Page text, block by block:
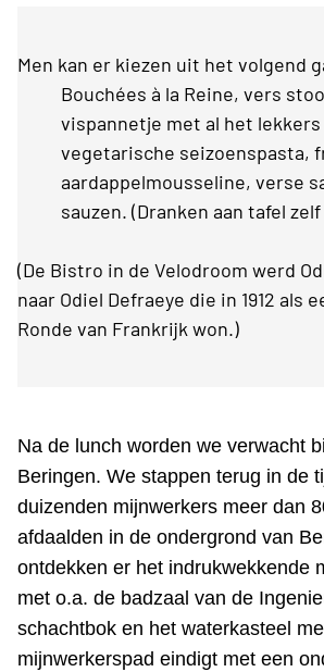
Men kan er kiezen uit het volgend
Bouchées à la Reine, vers
vispannetje met al het
vegetarische seizoenspasta,
aardappelmousseline, verse
sauzen. (Dranken aan tafel
(De Bistro in de Velodroom werd
naar Odiel Defraeye die in 1912 als
Ronde van Frankrijk won.)
Na de lunch worden we verwacht
Beringen. We stappen terug in de
duizenden mijnwerkers meer dan
afdaalden in de ondergrond van
ontdekken er het indrukwekkende
met o.a. de badzaal van de
schachtbok en het waterkasteel
mijnwerkerspad eindigt met een